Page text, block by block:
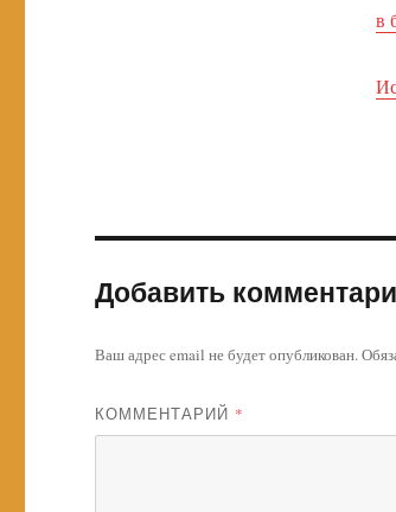
в
Добавить
Ваш адрес email не будет опубликован.
КОММЕНТАРИЙ *